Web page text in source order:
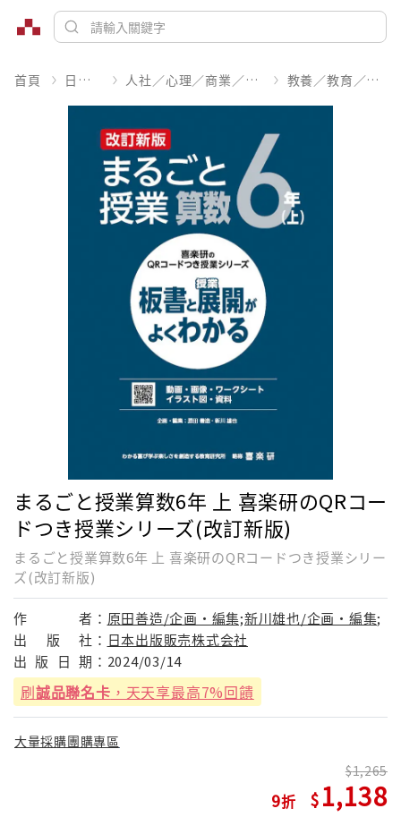
首頁 日文書 人社／心理／商業／其他 教養／教育／學習
まるごと授業算数6年 上 喜楽研のQRコー
ドつき授業シリーズ(改訂新版)
まるごと授業算数6年 上 喜楽研のQRコードつき授業シリー
ズ(改訂新版)
作 者： 原田善造/企画・編集;新川雄也/企画・編集;
出
版 社： 日本出版販売株式会社
出 版 日 期： 2024/03/14
刷誠品聯名卡 ，天天享最高7%回饋
大量採購團購專區
9
1,265
1,138